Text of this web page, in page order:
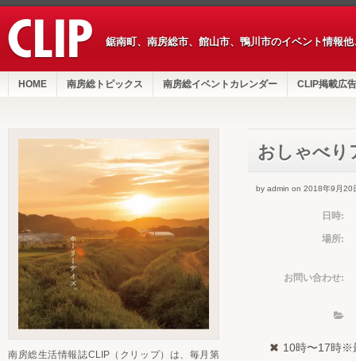
鋸南町、南房総市、館山市、鴨川市のイベント情報
HOME 南房総トピックス 南房総イベントカレンダー CLIP掲載広告
おしゃべり
by admin on 2018年9月20
日時:
場所:
お問い合わせ:
10時〜17時※
南房総生活情報誌CLIP（クリップ）は、毎月第